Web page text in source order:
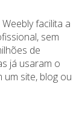
facilita a
sem
de
já usaram o
um site, blog ou